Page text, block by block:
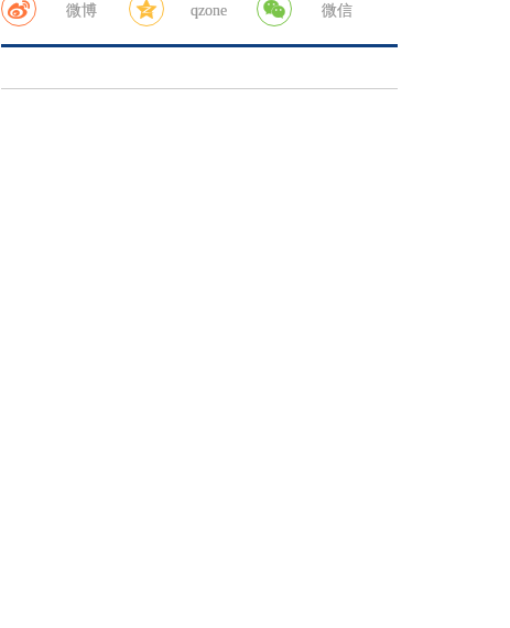
微博 qzone 微信